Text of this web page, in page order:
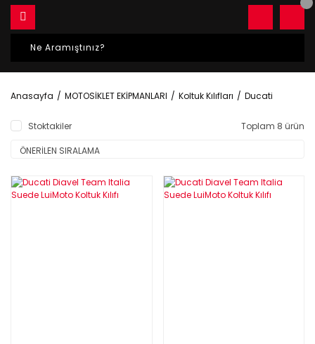
Anasayfa MOTOSİKLET EKİPMANLARI Koltuk Kılıfları Ducati
Stoktakiler Toplam 8 ürün